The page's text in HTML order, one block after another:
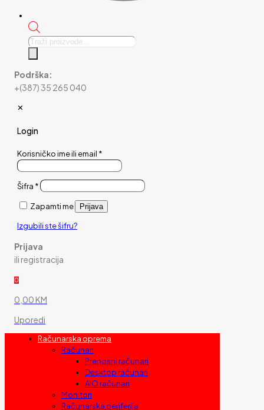
Products
Podrška:
+(387) 35 265 040
✕
Login
Korisničko ime ili email *
Šifra *
Zapamti me Prijava
Izgubili ste šifru?
Prijava
ili registracija
0
0,00 KM
Uporedi
Računarska oprema
Računari
Prenosni računari
Desktop računari
AIO računari
Monitori
Računarska periferija